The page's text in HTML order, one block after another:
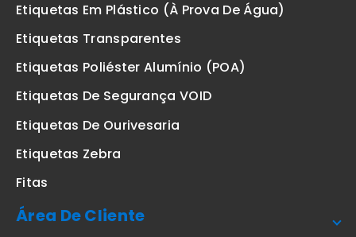
Etiquetas Em Plástico (à Prova De Água)
Etiquetas Transparentes
Etiquetas Poliéster Alumínio (POA)
Etiquetas De Segurança VOID
Etiquetas De Ourivesaria
Etiquetas Zebra
Fitas
Área De Cliente